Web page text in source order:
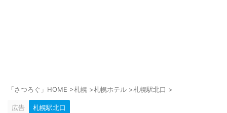
「さつろぐ」HOME >札幌 >札幌ホテル >札幌駅北口 >
広告 札幌駅北口